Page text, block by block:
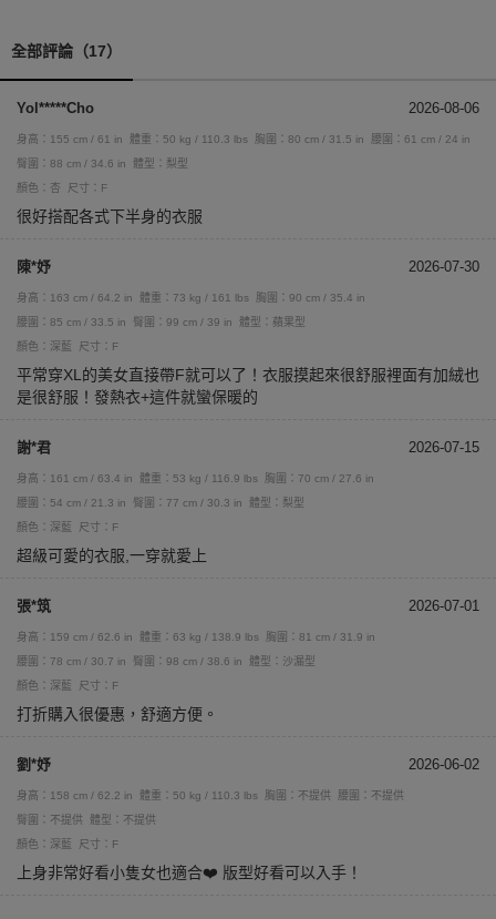
全部評論（17）
Yol*****Cho 2026-08-06
身高：155 cm / 61 in 體重：50 kg / 110.3 lbs 胸圍：80 cm / 31.5 in
腰圍：61 cm / 24 in
臀圍：88 cm / 34.6 in
體型：梨型
顏色：杏
尺寸：F
很好搭配各式下半身的衣服
陳*妤 2026-07-30
身高：163 cm / 64.2 in 體重：73 kg / 161 lbs
胸圍：90 cm / 35.4 in
腰圍：85 cm / 33.5 in
臀圍：99 cm / 39 in
體型：蘋果型
顏色：深藍
尺寸：F
平常穿XL的美女直接帶F就可以了！衣服摸起來很舒服裡面有加絨也
是很舒服！發熱衣+這件就蠻保暖的
謝*君 2026-07-15
身高：161 cm / 63.4 in 體重：53 kg / 116.9 lbs
胸圍：70 cm / 27.6 in
腰圍：54 cm / 21.3 in
臀圍：77 cm / 30.3 in
體型：梨型
顏色：深藍
尺寸：F
超級可愛的衣服,一穿就愛上
張*筑 2026-07-01
身高：159 cm / 62.6 in 體重：63 kg / 138.9 lbs
胸圍：81 cm / 31.9 in
腰圍：78 cm / 30.7 in
臀圍：98 cm / 38.6 in
體型：沙漏型
顏色：深藍
尺寸：F
打折購入很優惠，舒適方便。
劉*妤 2026-06-02
身高：158 cm / 62.2 in 體重：50 kg / 110.3 lbs 胸圍：不提供
腰圍：不提供
臀圍：不提供
體型：不提供
顏色：深藍
尺寸：F
上身非常好看小隻女也適合❤️ 版型好看可以入手！